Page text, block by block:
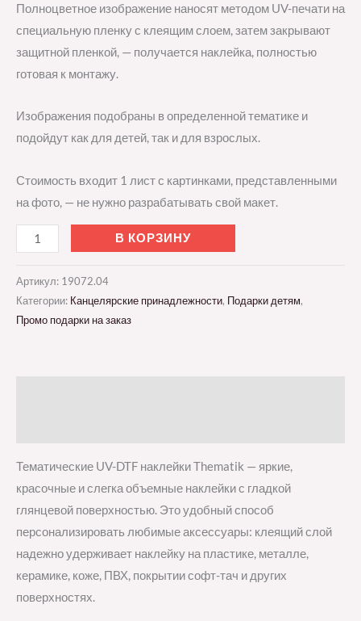
Полноцветное изображение наносят методом UV-печати на
специальную пленку с клеящим слоем, затем закрывают
защитной пленкой, — получается наклейка, полностью
готовая к монтажу.
Изображения подобраны в определенной тематике и
подойдут как для детей, так и для взрослых.
Стоимость входит 1 лист с картинками, представленными
на фото, — не нужно разрабатывать свой макет.
В КОРЗИНУ
Артикул: 19072.04
Категории: Канцелярские принадлежности, Подарки детям,
Промо подарки на заказ
Тематические UV-DTF наклейки Thematik — яркие,
красочные и слегка объемные наклейки с гладкой
глянцевой поверхностью. Это удобный способ
персонализировать любимые аксессуары: клеящий слой
надежно удерживает наклейку на пластике, металле,
керамике, коже, ПВХ, покрытии софт-тач и других
поверхностях.